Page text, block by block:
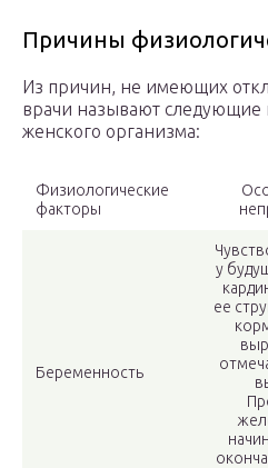
Причины
Из причин, не имеющих
врачи называют следующие
женского организма:
Физиологические
факторы
Беременность
у
ее